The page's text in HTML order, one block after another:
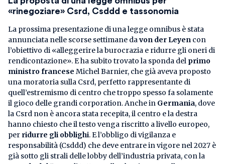
«rinegoziare» Csrd, Csddd e tassonomia
La prossima presentazione di una legge omnibus è stata
annunciata nelle scorse settimane davon der Leyen con
l’obiettivo di «alleggerire la burocrazia e ridurre gli oneri di
rendicontazione». E ha subito trovato la sponda del primo
ministro francese Michel Barnier, che già aveva proposto
una moratoria sulla Csrd, perfetto rappresentante di
quell’estremismo di centro che troppo spesso fa solamente
il gioco delle grandi corporation. Anche in Germania, dove
la Csrd non è ancora stata recepita, il centro e la destra
hanno chiesto che il testo venga riscritto a livello europeo,
per ridurre gli obblighi. E l’obbligo di vigilanza e
responsabilità (Csddd) che deve entrare in vigore nel 2027 è
già sotto gli strali delle lobby dell’industria privata, con la